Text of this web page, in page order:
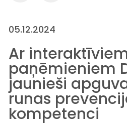
05.12.2024
Ar
paņēmieniem
jaunieši
runas
kompetenci